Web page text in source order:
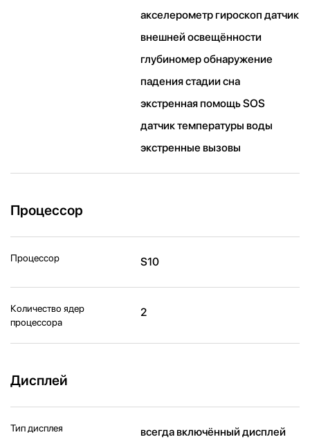
акселерометр гироскоп датчик
внешней освещённости
глубиномер обнаружение
падения стадии сна
экстренная помощь SOS
датчик температуры воды
экстренные вызовы
Процессор
Процессор S10
Количество ядер
процессора
2
Дисплей
Тип дисплея
всегда включённый дисплей